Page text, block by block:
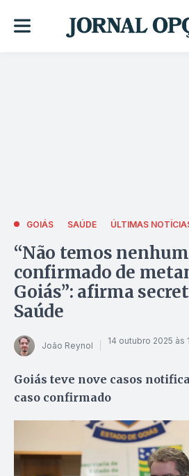
GOIÁS SAÚDE ÚLTIMAS
“Não temos
confirmado de
Goiás”: afirma
Saúde
João Reynol 14 outubro 2025 às
Goiás teve nove casos
caso confirmado